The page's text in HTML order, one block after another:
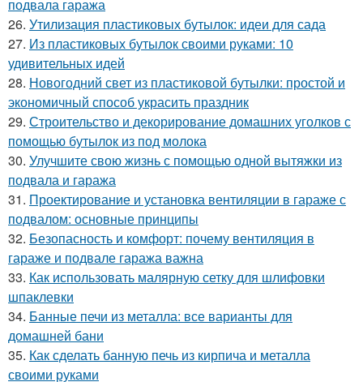
подвала гаража
26. Утилизация пластиковых бутылок: идеи для сада
27. Из пластиковых бутылок своими руками: 10
удивительных идей
28. Новогодний свет из пластиковой бутылки: простой и
экономичный способ украсить праздник
29. Строительство и декорирование домашних уголков с
помощью бутылок из под молока
30. Улучшите свою жизнь с помощью одной вытяжки из
подвала и гаража
31. Проектирование и установка вентиляции в гараже с
подвалом: основные принципы
32. Безопасность и комфорт: почему вентиляция в
гараже и подвале гаража важна
33. Как использовать малярную сетку для шлифовки
шпаклевки
34. Банные печи из металла: все варианты для
домашней бани
35. Как сделать банную печь из кирпича и металла
своими руками